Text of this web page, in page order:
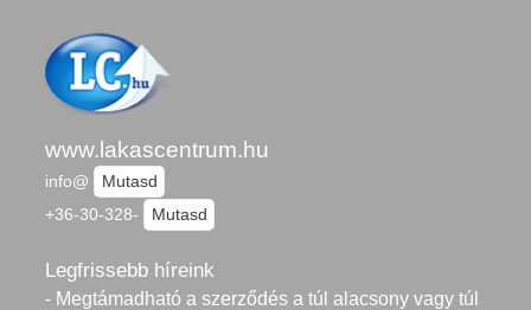
www.lakascentrum.hu
info@
Mutasd
+36-30-328-
Mutasd
Legfrissebb híreink
- Megtámadható a szerződés a túl alacsony vagy túl